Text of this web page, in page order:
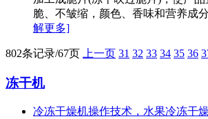
脆、不皱缩，颜色、香味和营养成
解更多]
802条记录/67页 上一页 31 32 33 34 35 36
冻干机
冷冻干燥机操作技术，水果冷冻干